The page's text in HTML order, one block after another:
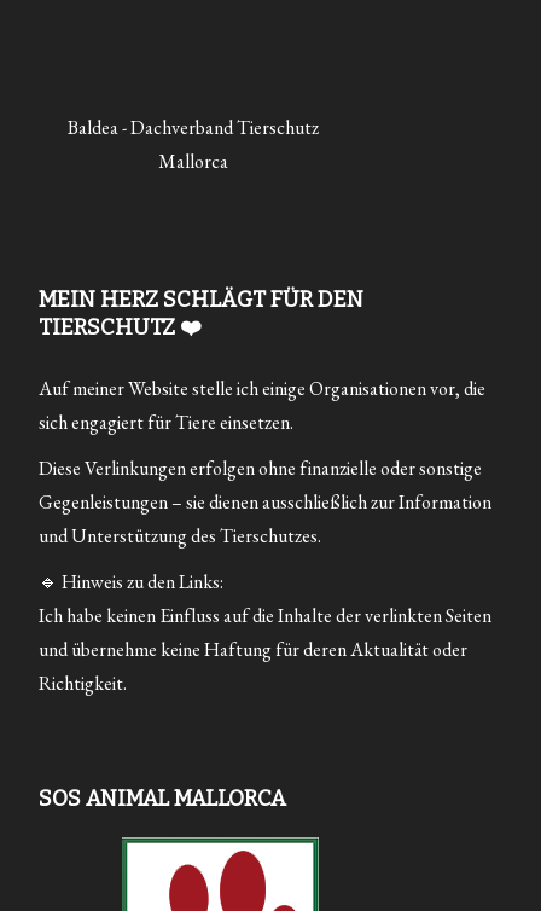
Baldea - Dachverband Tierschutz
Mallorca
MEIN HERZ SCHLÄGT FÜR DEN
TIERSCHUTZ ❤️
Auf meiner Website stelle ich einige Organisationen vor, die
sich engagiert für Tiere einsetzen.
Diese Verlinkungen erfolgen ohne finanzielle oder sonstige
Gegenleistungen – sie dienen ausschließlich zur Information
und Unterstützung des Tierschutzes.
🔹 Hinweis zu den Links:
Ich habe keinen Einfluss auf die Inhalte der verlinkten Seiten
und übernehme keine Haftung für deren Aktualität oder
Richtigkeit.
SOS ANIMAL MALLORCA